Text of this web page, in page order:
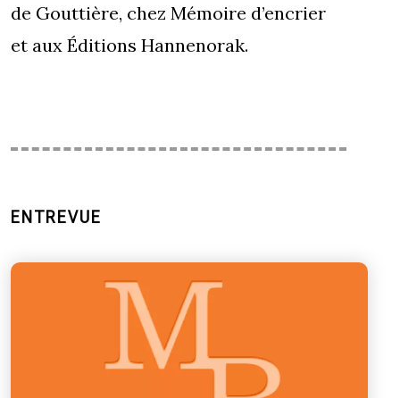
de Gouttière, chez Mémoire d’encrier
et aux Éditions Hannenorak.
ENTREVUE